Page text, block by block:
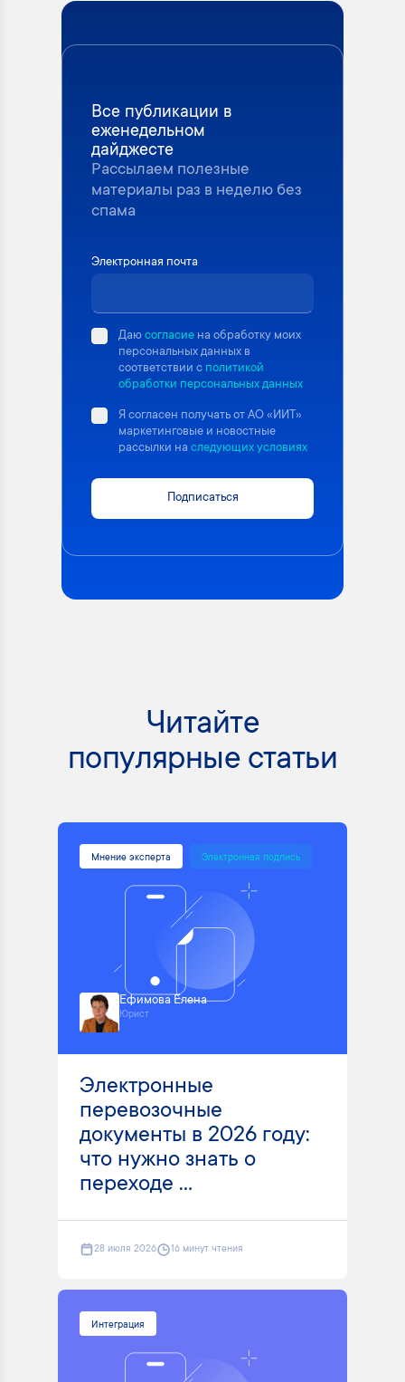
Все публикации в
еженедельном
дайджесте
Рассылаем полезные
материалы раз в неделю без
спама
Электронная почта
Даюсогласие на обработку моих
персональных данных в
соответствии с политикой
обработки персональных данных
Я согласен получать от АО «ИИТ»
маркетинговые и новостные
рассылки на следующих условиях
Подписаться
Читайте
популярные статьи
Мнение эксперта Электронная подпись
Ефимова Елена
Юрист
Электронные
перевозочные
документы в 2026 году:
что нужно знать о
переходе ...
28 июля 2026 16 минут чтения
Интеграция